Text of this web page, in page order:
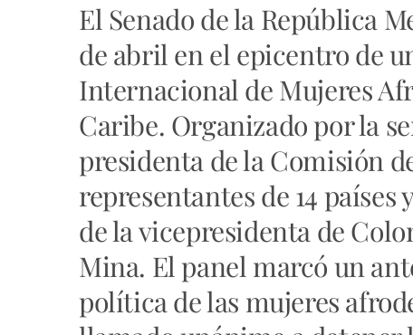
El Senado de la República
de abril en el epicentro de
Internacional de Mujeres
Caribe. Organizado por la
presidenta de la Comisión
representantes de 14
de la vicepresidenta de
Mina. El panel marcó un
política de las mujeres